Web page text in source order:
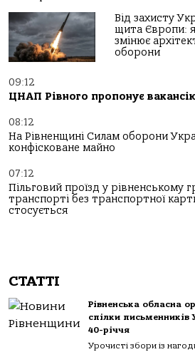
Від захисту
щита Європи:
змінює
оборони
09:12
ЦНАП Рівного пропонує
08:12
На Рівненщині Силам оборони
конфісковане майно
07:12
Пільговий проїзд у рівненському
транспорті без транспортної
стосується
СТАТТІ
Рівненська обласна
спілки письменників
40-річчя
Урочисті збори із